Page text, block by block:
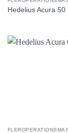
Hedelius Acura 50